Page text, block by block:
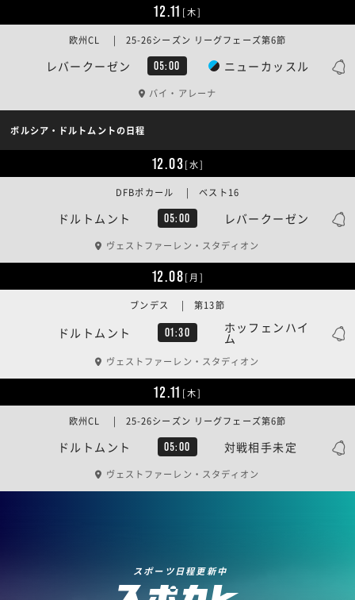
12.11 [木]
レバークーゼン 05:00 ニューカッスル
欧州CL | 25-26シーズン リーグフェーズ第6節
バイ・アレーナ
ボルシア・ドルトムントの日程
12.03[水]
ドルトムント 05:00 レバークーゼン
DFBポカール | ベスト16
ヴェストファーレン・スタディオン
12.08[月]
ドルトムント 01:30 ホッフェンハイ
ム
ブンデス | 第13節
ヴェストファーレン・スタディオン
12.11 [木]
ドルトムント 05:00 対戦相手未定
欧州CL | 25-26シーズン リーグフェーズ第6節
ヴェストファーレン・スタディオン
スポーツ日程更新中